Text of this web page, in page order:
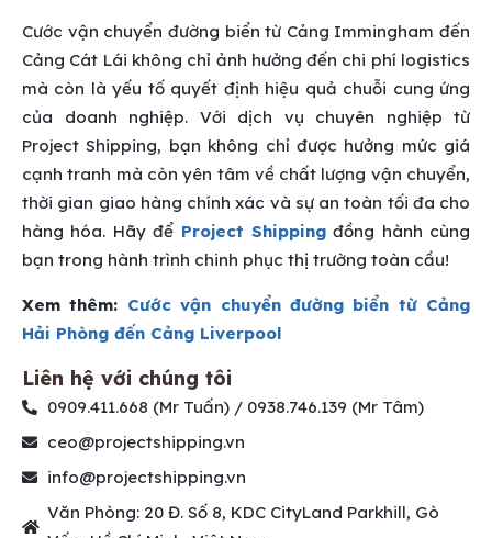
Cước vận chuyển đường biển từ Cảng Immingham đến
Cảng Cát Lái không chỉ ảnh hưởng đến chi phí logistics
mà còn là yếu tố quyết định hiệu quả chuỗi cung ứng
của doanh nghiệp. Với dịch vụ chuyên nghiệp từ
Project Shipping, bạn không chỉ được hưởng mức giá
cạnh tranh mà còn yên tâm về chất lượng vận chuyển,
thời gian giao hàng chính xác và sự an toàn tối đa cho
hàng hóa. Hãy để Project Shippingđồng hành cùng
bạn trong hành trình chinh phục thị trường toàn cầu!
Xem thêm: Cước vận chuyển đường biển từ Cảng
Hải Phòng đến Cảng Liverpool
Liên hệ với chúng tôi
0909.411.668 (Mr Tuấn) / 0938.746.139 (Mr Tâm)
ceo@projectshipping.vn
info@projectshipping.vn
Văn Phòng: 20 Đ. Số 8, KDC CityLand Parkhill, Gò